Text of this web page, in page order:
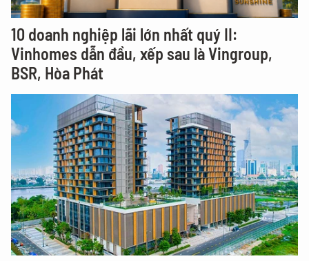
10 doanh nghiệp lãi lớn nhất quý II:
Vinhomes dẫn đầu, xếp sau là Vingroup,
BSR, Hòa Phát